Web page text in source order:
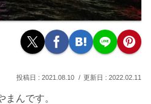
2021.08.10 2022.02.11
んです。